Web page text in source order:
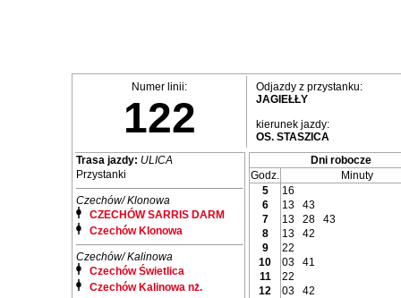
Numer linii:
122
Odjazdy z przystanku:
JAGIEŁŁY
kierunek jazdy:
OS. STASZICA
Trasa jazdy: ULICA
Przystanki
Czechów/ Klonowa
CZECHÓW SARRIS DARM
Czechów Klonowa
Czechów/ Kalinowa
Czechów Świetlica
Czechów Kalinowa nż.
Dni robocze
Godz.
Minuty
5
16
6
13
43
7
13 28
43
8
13
42
9
22
10
03
41
11
22
12
03
42